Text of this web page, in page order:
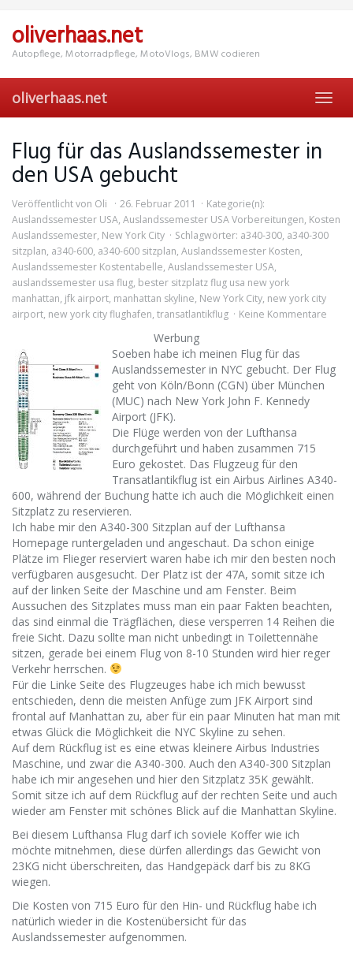
main
content
oliverhaas.net
Autopflege, Motorradpflege, MotoVlogs, BMW codieren
oliverhaas.net
Flug für das Auslandssemester in
den USA gebucht
Veröffentlicht von Oli 26. Februar 2011
Kategorie(n):
Auslandssemester USA, Auslandssemester USA Vorbereitungen, Kosten
Auslandssemester, New York City Schlagwörter: a340-300, a340-300
sitzplan, a340-600, a340-600 sitzplan, Auslandssemester Kosten,
Auslandssemester Kostentabelle, Auslandssemester USA,
auslandssemester usa flug, bester sitzplatz flug usa new york
manhattan, jfk airport, manhattan skyline, New York City, new york city
airport, new york city flughafen, transatlantikflug Keine Kommentare
Werbung
Soeben habe ich meinen Flug für das
Auslandssemester in NYC gebucht. Der Flug
geht von Köln/Bonn (CGN) über München
(MUC) nach New York John F. Kennedy
Airport (JFK).
Die Flüge werden von der Lufthansa
durchgeführt und haben zusammen 715
Euro gekostet. Das Flugzeug für den
Transatlantikflug ist ein Airbus Airlines A340-
600, während der Buchung hatte ich auch die Möglichkeit einen
Sitzplatz zu reservieren.
Ich habe mir den A340-300 Sitzplan auf der Lufthansa
Homepage runtergeladen und angeschaut. Da schon einige
Plätze im Flieger reserviert waren habe ich mir den besten noch
verfügbaren ausgesucht. Der Platz ist der 47A, somit sitze ich
auf der linken Seite der Maschine und am Fenster. Beim
Aussuchen des Sitzplates muss man ein paar Fakten beachten,
das sind einmal die Trägflächen, diese versperren 14 Reihen die
freie Sicht. Dazu sollte man nicht unbedingt in Toilettennähe
sitzen, gerade bei einem Flug von 8-10 Stunden wird hier reger
Verkehr herrschen.
Für die Linke Seite des Flugzeuges habe ich mich bewusst
entschieden, denn die meisten Anfüge zum JFK Airport sind
frontal auf Manhattan zu, aber für ein paar Minuten hat man mit
etwas Glück die Möglichkeit die NYC Skyline zu sehen.
Auf dem Rückflug ist es eine etwas kleinere Airbus Industries
Maschine, und zwar die A340-300. Auch den A340-300 Sitzplan
habe ich mir angesehen und hier den Sitzplatz 35K gewählt.
Somit sitze ich auf dem Rückflug auf der rechten Seite und auch
wieder am Fenster mit schönes Blick auf die Manhattan Skyline.
Bei diesem Lufthansa Flug darf ich soviele Koffer wie ich
möchte mitnehmen, diese dürfen allerdings das Gewicht von
23KG nicht überschreiten, das Handgepäck darf bis zu 8KG
wiegen.
Die Kosten von 715 Euro für den Hin- und Rückflug habe ich
natürlich wieder in die Kostenübersicht für das
Auslandssemester aufgenommen.